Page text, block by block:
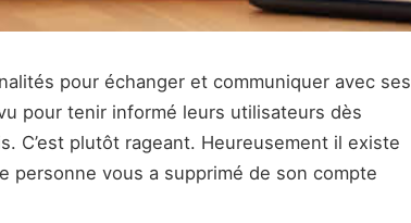
pour échanger et communiquer avec ses
pour tenir informé leurs utilisateurs dès
C’est plutôt rageant. Heureusement il existe
personne vous a supprimé de son compte